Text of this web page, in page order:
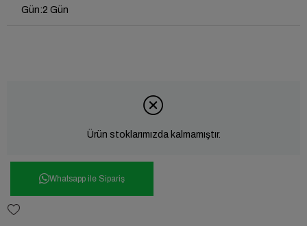
Gün:2 Gün
Ürün stoklarımızda kalmamıştır.
Whatsapp ile Sipariş